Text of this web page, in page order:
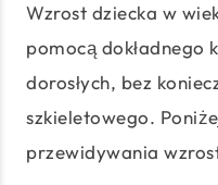
Wzrost dziecka w
pomocą dokładnego
dorosłych, bez
szkieletowego.
przewidywania